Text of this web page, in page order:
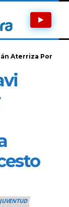
Aterriza Por
JUVENTUD